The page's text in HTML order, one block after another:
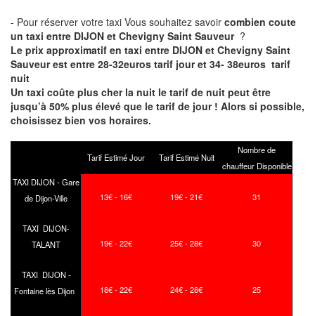
- Pour réserver votre taxi Vous souhaitez savoir combien coute
un taxi entre DIJON et Chevigny Saint Sauveur ?
Le prix approximatif en taxi entre DIJON et Chevigny Saint
Sauveur est entre 28-32euros tarif jour et 34- 38euros tarif
nuit
Un taxi coûte plus cher la nuit le tarif de nuit peut être
jusqu’à 50% plus élevé que le tarif de jour ! Alors si possible,
choisissez bien vos horaires.
Tarif Estimé Jour Tarif Estimé Nuit
Nombre de
chauffeur Disponible
TAXI DIJON - Gare
de Dijon-Ville
13€ - 16€ 19€ - 21€ 31
TAXI DIJON-
TALANT
19€ - 22€ 25€ - 28€ 30
TAXI DIJON -
Fontaine lès Dijon
18€ - 22€ 24€ - 28€ 25